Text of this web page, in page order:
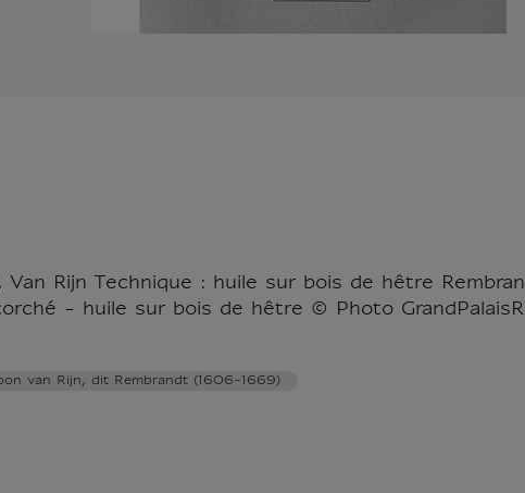
Rijn Technique : huile sur bois de hêtre
- huile sur bois de hêtre © Photo
van Rijn, dit Rembrandt (1606-1669)